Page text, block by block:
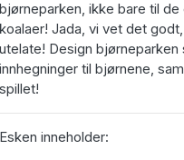
bjørneparken, ikke bare til
koalaer! Jada, vi vet det
utelate! Design
innhegninger til bjørnene,
spillet!
Esken inneholder: